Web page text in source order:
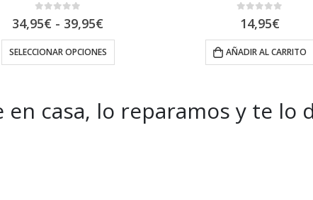
34,95€ - 39,95€Rango
precios:
desde
SELECCIONAR OPCIONES
14,95€
AÑADIR AL CARRITO
en casa, lo reparamos y te lo